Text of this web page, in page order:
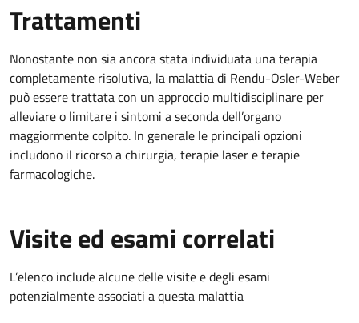
Trattamenti
Nonostante non sia ancora stata individuata una terapia
completamente risolutiva, la malattia di Rendu-Osler-Weber
può essere trattata con un approccio multidisciplinare per
alleviare o limitare i sintomi a seconda dell’organo
maggiormente colpito. In generale le principali opzioni
includono il ricorso a chirurgia, terapie laser e terapie
farmacologiche.
Visite ed esami correlati
L’elenco include alcune delle visite e degli esami
potenzialmente associati a questa malattia